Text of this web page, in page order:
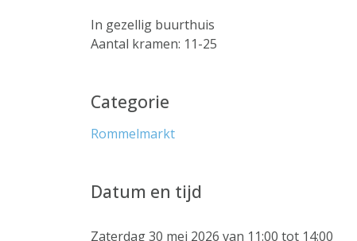
In gezellig buurthuis
Aantal kramen: 11-25
Categorie
Rommelmarkt
Datum en tijd
Zaterdag 30 mei 2026 van 11:00 tot 14:00